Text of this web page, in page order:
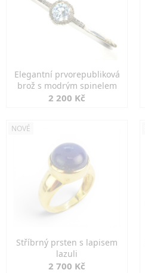
Elegantní prvorepubliková
brož s modrým spinelem
2 200 Kč
NOVÉ
Stříbrný prsten s lapisem
lazuli
2 700 Kč